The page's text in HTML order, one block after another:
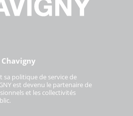
sa politique de service de
est devenu le partenaire de
et les collectivités